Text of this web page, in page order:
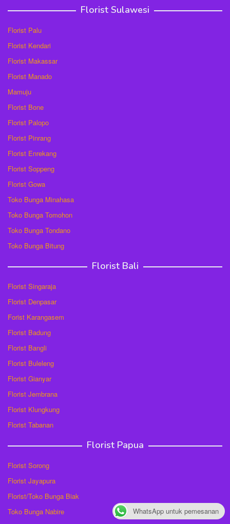
Florist Sulawesi
Florist Palu
Florist Kendari
Florist Makassar
Florist Manado
Mamuju
Florist Bone
Florist Palopo
Florist Pinrang
Florist Enrekang
Florist Soppeng
Florist Gowa
Toko Bunga Minahasa
Toko Bunga Tomohon
Toko Bunga Tondano
Toko Bunga Bitung
Florist Bali
Florist Singaraja
Florist Denpasar
Forist Karangasem
Florist Badung
Florist Bangli
Florist Buleleng
Florist Gianyar
Florist Jembrana
Florist Klungkung
Florist Tabanan
Florist Papua
Florist Sorong
Florist Jayapura
Florist/Toko Bunga Biak
Toko Bunga Nabire
WhatsApp untuk pemesanan